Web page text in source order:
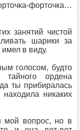
форточка…
занятий чистой
шарики за
имел в виду.
голосом, будто
ордена
ты прибиралась
никаких
мой вопрос, но в